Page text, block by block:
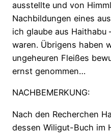
ausstellte und von
Nachbildungen eines
ich glaube aus Haithabu
waren. Übrigens haben
ungeheuren Fleißes
ernst genommen…
NACHBEMERKUNG:
Nach den Recherchen
dessen Wiligut-Buch im